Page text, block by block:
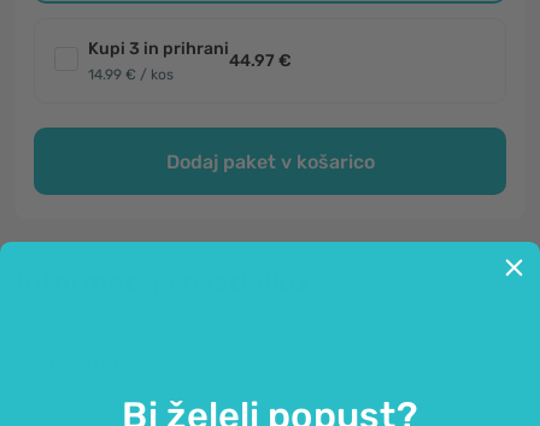
Kupi 3 in prihrani
14.99 € / kos
44.97 €
Dodaj paket v košarico
Bi želeli popust?